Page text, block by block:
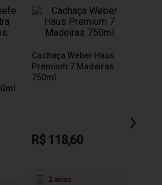
Cachaça Weber Haus
Premium 7 Madeiras
750ml
R$ 118,60
2 anos